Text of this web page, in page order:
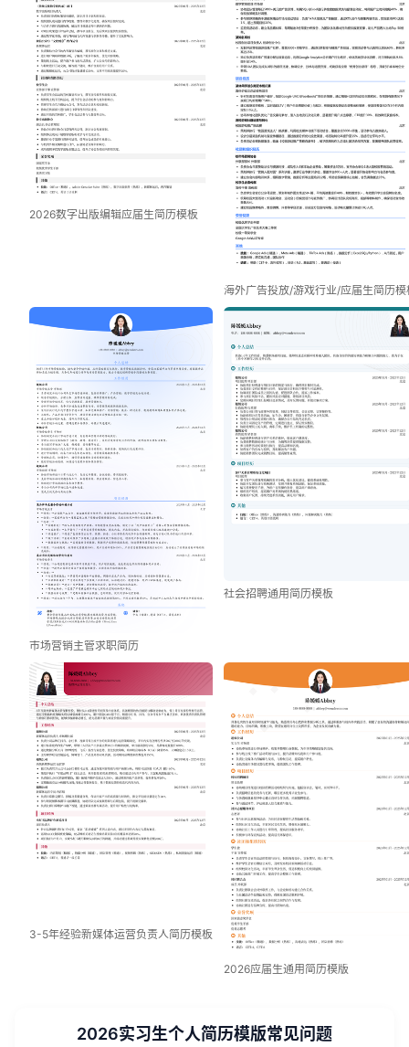
2026数字出版编辑应届生简历模板
海外广告投放/游戏行业/应届生简历模
市场营销主管求职简历
社会招聘通用简历模板
3-5年经验新媒体运营负责人简历模板
2026应届生通用简历模版
2026实习生个人简历模版常见问题